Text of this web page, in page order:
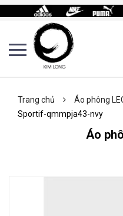
Trang chủ Áo phông
Sportif-qmmpja43-nvy
Áo